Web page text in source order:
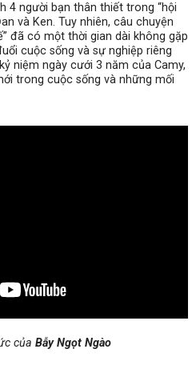
4 người bạn thân thiết trong “hội
và Ken. Tuy nhiên, câu chuyện
đã có một thời gian dài không gặp
cuộc sống và sự nghiệp riêng
niệm ngày cưới 3 năm của Camy,
trong cuộc sống và những mối
của Bẫy Ngọt Ngào